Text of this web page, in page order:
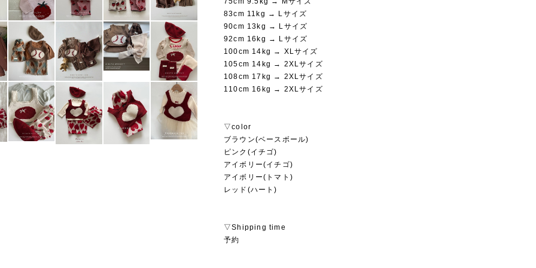
83cm 11kg → Lサイズ
90cm 13kg → Lサイズ
92cm 16kg → Lサイズ
100cm 14kg → XLサイズ
105cm 14kg → 2XLサイズ
108cm 17kg → 2XLサイズ
110cm 16kg → 2XLサイズ
▽color
ブラウン(ベースボール)
ピンク(イチゴ)
アイボリー(イチゴ)
アイボリー(トマト)
レッド(ハート)
▽Shipping time
予約